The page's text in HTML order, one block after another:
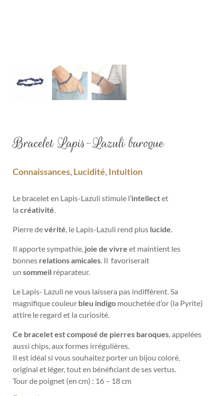
Bracelet Lapis-Lazuli baroque
Connaissances, Lucidité, Intuition
Le bracelet en Lapis-Lazuli stimule l’intellectet
lacréativité
Pierre devérité , le Lapis-Lazuli rend plus lucide
Il apporte sympathie, joie de vivreet maintient les
bonnes relations amicales . Il favoriserait
unsommeil réparateur.
Le Lapis- Lazuli ne vous laissera pas indifférent. Sa
magnifique couleur bleu indigo mouchetée d’or (la Pyrite)
attire le regard et la curiosité.
Ce bracelet est composé de pierres baroques , appelées
aussi chips, aux formes irrégulières.
Il est idéal si vous souhaitez porter un bijou coloré,
original et léger, tout en bénéficiant de ses vertus.
Tour de poignet (en cm) : 16 – 18 cm